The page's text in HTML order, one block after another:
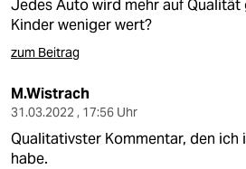
Jedes Auto wird mehr auf
Kinder weniger wert?
zum Beitrag
M.Wistrach
31.03.2022 , 17:56 Uhr
Qualitativster Kommentar, den ich
habe.